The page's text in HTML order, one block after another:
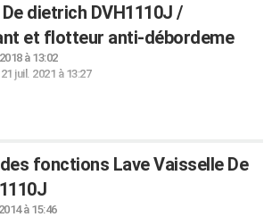
dietrich DVH1110J /
et flotteur anti-débordeme
à 13:02
21 juil. 2021 à 13:27
fonctions Lave Vaisselle De
à 15:46